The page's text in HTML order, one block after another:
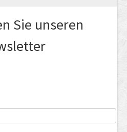
Sie unseren